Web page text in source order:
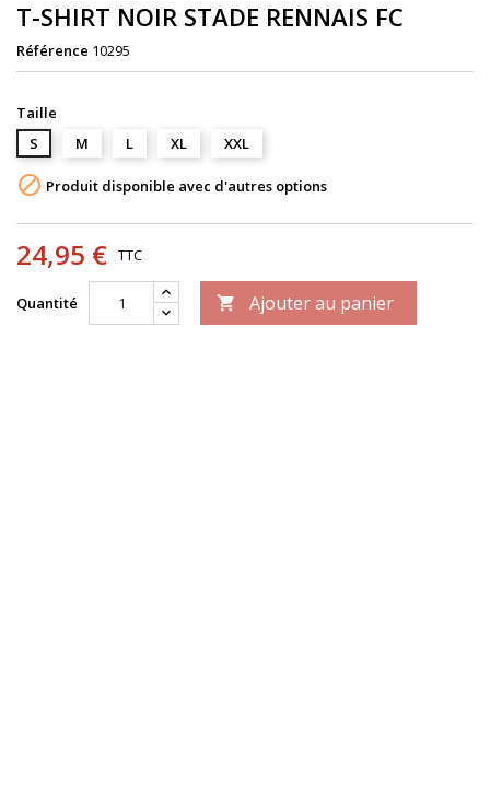
T-SHIRT NOIR STADE RENNAIS FC
Référence 10295
Taille
S
M L XL XXL
 Produit disponible avec d'autres options
24,95 € TTC
Quantité  Ajouter au panier